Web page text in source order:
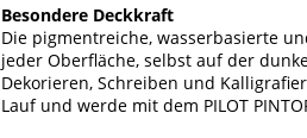
Besondere Deckkraft
Die pigmentreiche, wasserbasierte
jeder Oberfläche, selbst auf der
Dekorieren, Schreiben und
Lauf und werde mit dem PILOT